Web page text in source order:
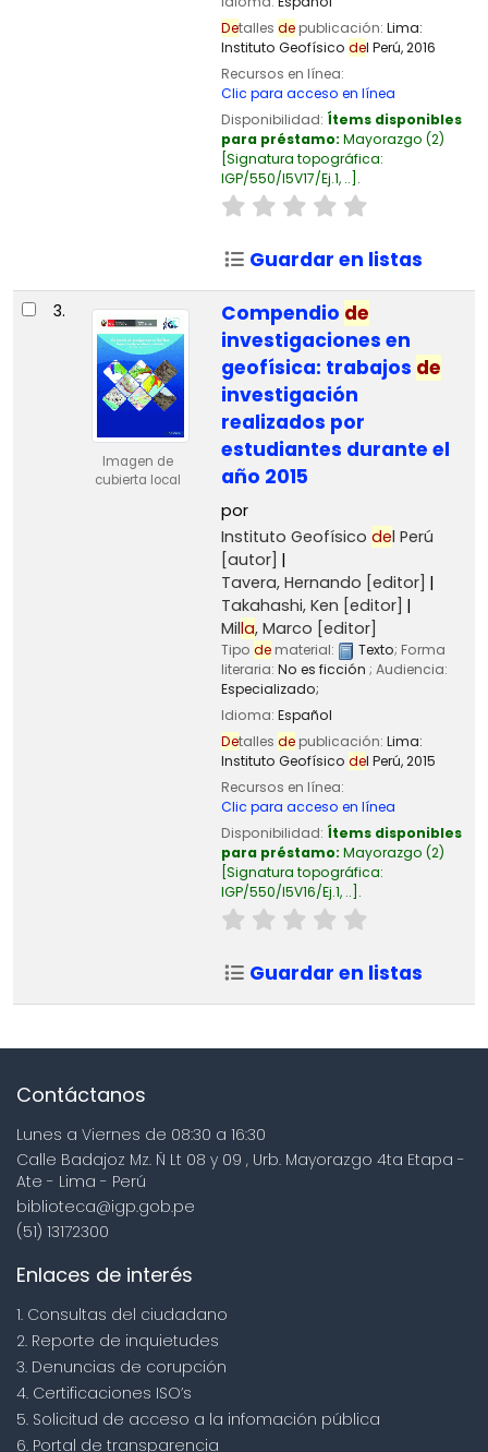
Detalles depublicación: Lima:
Instituto Geofísico del Perú,2016
Recursos en línea:
Clic para acceso en línea
Disponibilidad: Ítems disponibles
para préstamo: Mayorazgo (2)
Signatura topográfica:
IGP/550/I5V17/Ej.1, .. .
Guardar en listas
3.
Imagen de
cubierta local
Compendio de
investigaciones en
geofísica: trabajos de
investigación
realizados por
estudiantes durante el
año 2015
por
Instituto Geofísico del Perú
[autor]
Tavera, Hernando [editor]
Takahashi, Ken [editor]
Milla, Marco [editor]
Tipo dematerial: Texto; Forma
literaria: No es ficción ; Audiencia:
Especializado;
Idioma: Español
Detalles depublicación: Lima:
Instituto Geofísico del Perú,2015
Recursos en línea:
Clic para acceso en línea
Disponibilidad: Ítems disponibles
para préstamo: Mayorazgo (2)
Signatura topográfica:
IGP/550/I5V16/Ej.1, .. .
Guardar en listas
Contáctanos
Lunes a Viernes de 08:30 a 16:30
Calle Badajoz Mz. Ñ Lt 08 y 09 , Urb. Mayorazgo 4ta Etapa -
Ate - Lima - Perú
biblioteca@igp.gob.pe
(51) 13172300
Enlaces de interés
1. Consultas del ciudadano
2. Reporte de inquietudes
3. Denuncias de corupción
4. Certificaciones ISO’s
5. Solicitud de acceso a la infomación pública
6. Portal de transparencia